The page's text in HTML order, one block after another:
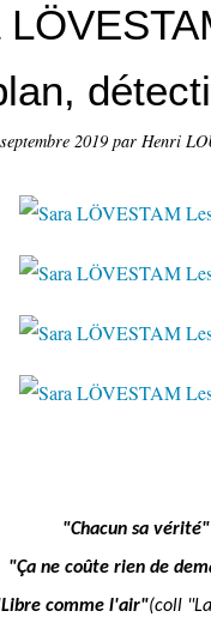
2019 par Henri
"Chacun sa vérité"
"Ça ne coûte rien de
comme l'air"(coll